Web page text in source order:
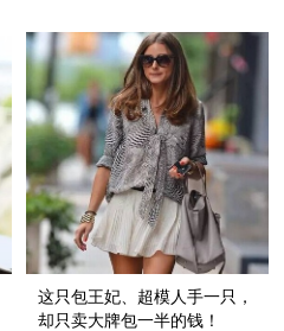
这只包王妃、超模人手一只，
却只卖大牌包一半的钱！